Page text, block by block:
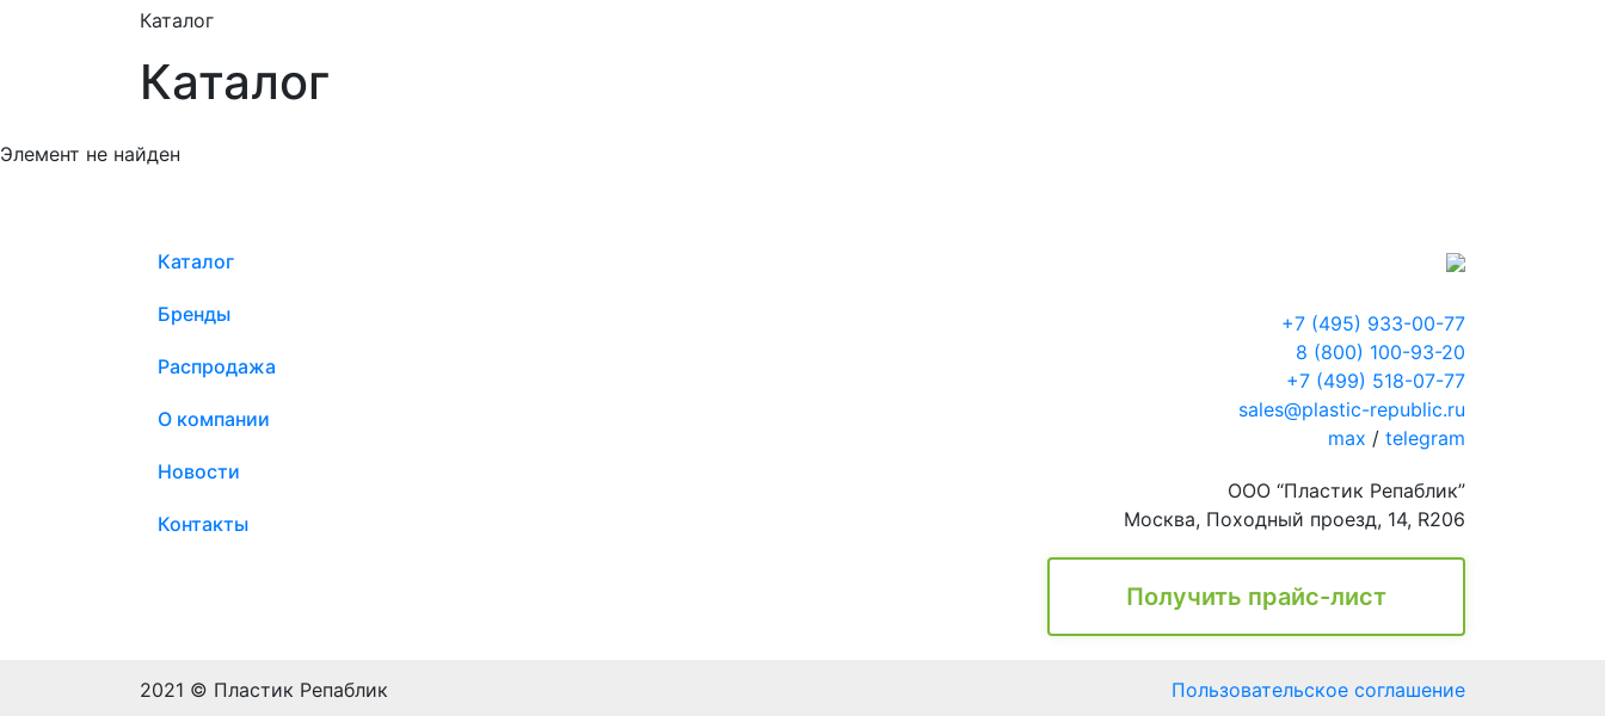
Каталог
Каталог
Элемент не найден
Каталог
Бренды
Распродажа
О компании
Новости
Контакты
+7 (495) 933-00-77
8 (800) 100-93-20
+7 (499) 518-07-77
sales@plastic-republic.ru
max / telegram
ООО “Пластик Репаблик”
Москва, Походный проезд, 14, R206
Получить прайс-лист
2021 © Пластик Репаблик Пользовательское соглашение